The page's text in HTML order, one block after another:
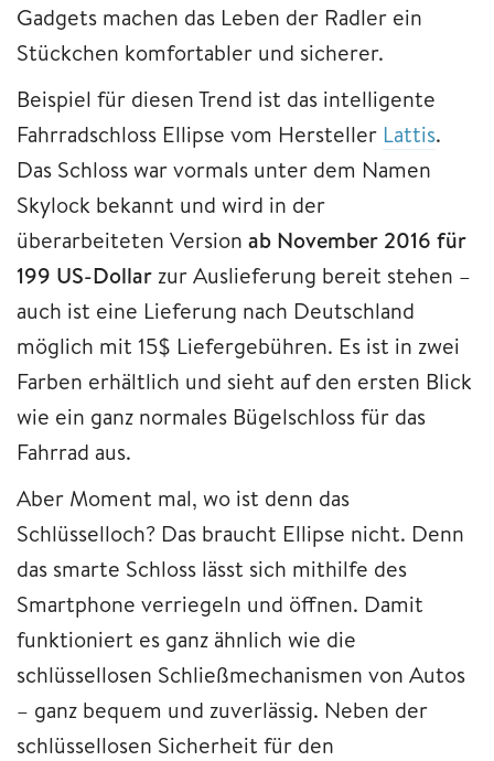
Gadgets machen das Leben der Radler ein
Stückchen komfortabler und sicherer.
Beispiel für diesen Trend ist das intelligente
Fahrradschloss Ellipse vom Hersteller Lattis.
Das Schloss war vormals unter dem Namen
Skylock bekannt und wird in der
überarbeiteten Version ab November 2016 für
199 US-Dollarzur Auslieferung bereit stehen –
auch ist eine Lieferung nach Deutschland
möglich mit 15$ Liefergebühren. Es ist in zwei
Farben erhältlich und sieht auf den ersten Blick
wie ein ganz normales Bügelschloss für das
Fahrrad aus.
Aber Moment mal, wo ist denn das
Schlüsselloch? Das braucht Ellipse nicht. Denn
das smarte Schloss lässt sich mithilfe des
Smartphone verriegeln und öffnen. Damit
funktioniert es ganz ähnlich wie die
schlüssellosen Schließmechanismen von Autos
– ganz bequem und zuverlässig. Neben der
schlüssellosen Sicherheit für den